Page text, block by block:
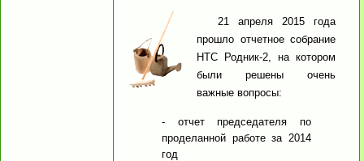
21 апреля 2015 года
прошло отчетное собрание
НТС Родник-2, на котором
были решены очень
важные вопросы:
- отчет председателя по
проделанной работе за 2014
год